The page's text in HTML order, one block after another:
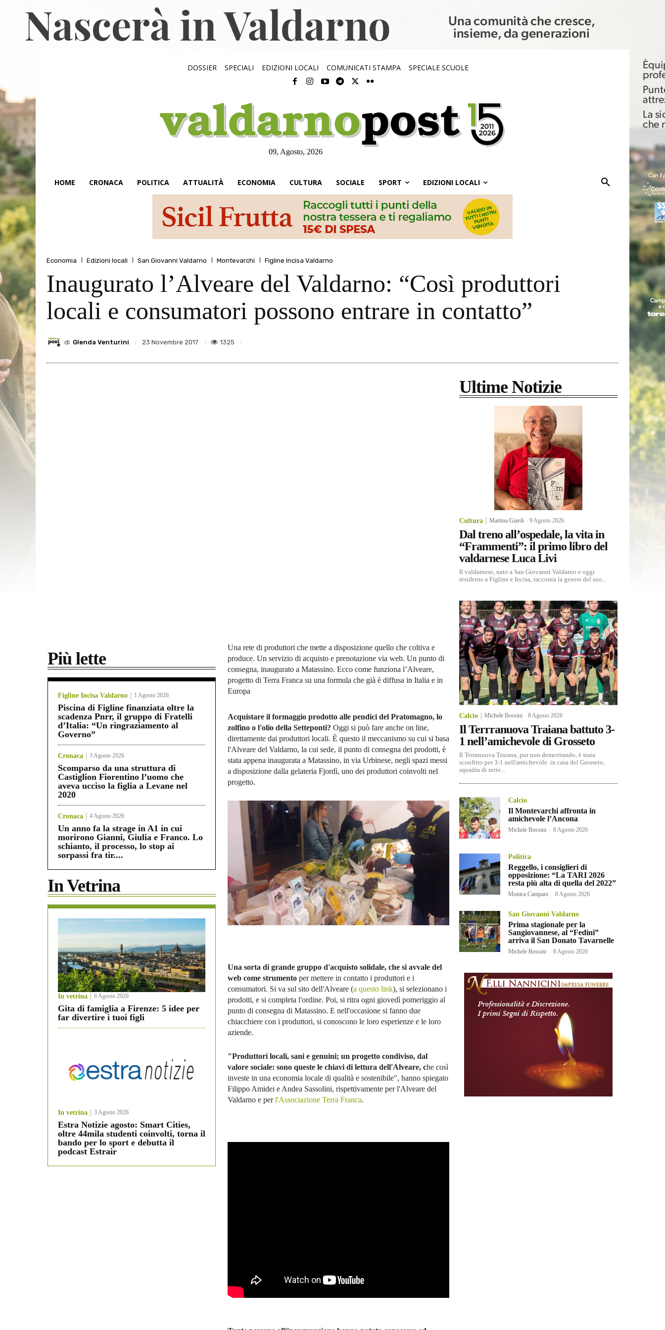
DOSSIER SPECIALI EDIZIONI LOCALI COMUNICATI STAMPA SPECIALE SCUOLE
09, Agosto, 2026
HOME CRONACA POLITICA ATTUALITÀ ECONOMIA CULTURA SOCIALE SPORT EDIZIONI LOCALI
Economia Edizioni locali San Giovanni Valdarno Montevarchi Figline Incisa Valdarno
Inaugurato l’Alveare del Valdarno: “Così produttori
locali e consumatori possono entrare in contatto”
di Glenda Venturini 23 Novembre 2017 1325
Più lette
Figline Incisa Valdarno 1 Agosto 2026
Piscina di Figline finanziata oltre la
scadenza Pnrr, il gruppo di Fratelli
d’Italia: “Un ringraziamento al
Governo”
Cronaca 3 Agosto 2026
Scomparso da una struttura di
Castiglion Fiorentino l’uomo che
aveva ucciso la figlia a Levane nel
2020
Cronaca 4 Agosto 2026
Un anno fa la strage in A1 in cui
morirono Gianni, Giulia e Franco. Lo
schianto, il processo, lo stop ai
sorpassi fra tir....
In Vetrina
In vetrina 6 Agosto 2026
Gita di famiglia a Firenze: 5 idee per
far divertire i tuoi figli
In vetrina 3 Agosto 2026
Estra Notizie agosto: Smart Cities,
oltre 44mila studenti coinvolti, torna il
bando per lo sport e debutta il
podcast Estrair
Una rete di produttori che mette a disposizione quello che coltiva e
produce. Un servizio di acquisto e prenotazione via web. Un punto di
consegna, inaugurato a Matassino. Ecco come funziona l’Alveare,
progetto di Terra Franca su una formula che già è diffusa in Italia e in
Europa
Acquistare il formaggio prodotto alle pendici del Pratomagno, lo
zolfino o l'olio della Setteponti? Oggi si può fare anche on line,
direttamente dai produttori locali. È questo il meccanismo su cui si basa
l'Alveare del Valdarno, la cui sede, il punto di consegna dei prodotti, è
stata appena inaugurata a Matassino, in via Urbinese, negli spazi messi
a disposizione dalla gelateria Fjordì, uno dei produttori coinvolti nel
progetto.
Una sorta di grande gruppo d'acquisto solidale, che si avvale del
web come strumento per mettere in contatto i produttori e i
consumatori. Si va sul sito dell'Alveare (a questo link), si selezionano i
prodotti, e si completa l'ordine. Poi, si ritra ogni giovedì pomeriggio al
punto di consegna di Matassino. E nell'occasione si fanno due
chiacchiere con i produttori, si conoscono le loro esperienze e le loro
aziende.
"Produttori locali, sani e genuini; un progetto condiviso, dal
valore sociale: sono queste le chiavi di lettura dell'Alveare, che così
investe in una economia locale di qualità e sostenibile", hanno spiegato
Filippo Amidei e Andea Sassolini, rispettivamente per l'Alveare del
Valdarno e perl'Associazione Terra Franca.
Ultime Notizie
Cultura Martina Giardi -9 Agosto 2026
Dal treno all’ospedale, la vita in
“Frammenti”: il primo libro del
valdarnese Luca Livi
Il valdarnese, nato a San Giovanni Valdarno e oggi
residente a Figline e Incisa, racconta la genesi del suo...
Calcio Michele Bossini -8 Agosto 2026
Il Terrranuova Traiana battuto 3-
1 nell’amichevole di Grosseto
Il Terranuova Traiana, pur non demeritando, è stata
sconfitto per 3-1 nell'amichevole in casa del Grosseto,
squadra di serie...
Calcio
Il Montevarchi affronta in
amichevole l’Ancona
Michele Bossini - 8 Agosto 2026
Politica
Reggello, i consiglieri di
opposizione: “La TARI 2026
resta più alta di quella del 2022”
Monica Campani - 8 Agosto 2026
San Giovanni Valdarno
Prima stagionale per la
Sangiovannese, al “Fedini”
arriva il San Donato Tavarnelle
Michele Bossini - 8 Agosto 2026